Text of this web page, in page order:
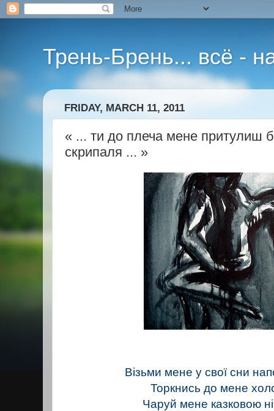
Трень-Брень... всё -
FRIDAY, MARCH 11, 2011
« ... ти до плеча мене притулиш
скрипаля ... »
Візьми мене у свої сни
Торкнись до мене
Чаруй мене казковою